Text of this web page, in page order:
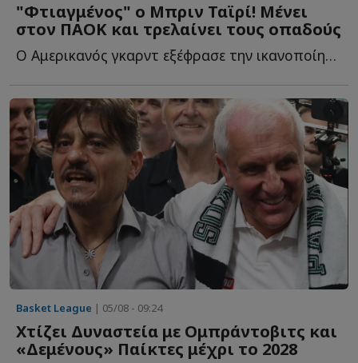
"Φτιαγμένος" ο Μπριν Ταϊρί! Μένει
στον ΠΑΟΚ και τρελαίνει τους οπαδούς
Ο Αμερικανός γκαρντ εξέφρασε την ικανοποίησή του για τ...
Basket League | 05/08 - 09:24
Χτίζει Δυναστεία με Ομπράντοβιτς και
«Δεμένους» Παίκτες μέχρι το 2028